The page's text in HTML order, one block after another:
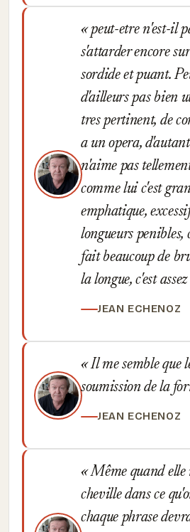
peut-etre n'est-il
s'attarder encore
sordide et puant.
d'ailleurs pas bien
tres pertinent, de
a un opera,
n'aime pas
comme lui c'est
emphatique,
longueurs penibles,
fait beaucoup de
la longue, c'est
JEAN ECHENOZ
Il me semble que
soumission de la
JEAN ECHENOZ
Même quand elle
cheville dans ce
chaque phrase